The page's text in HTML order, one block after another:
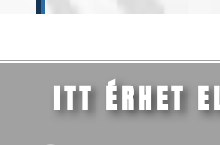
ITT ÉRHET